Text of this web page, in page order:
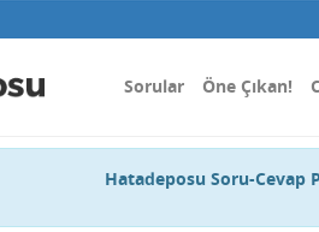
Sorular Öne Çıkan!
Hatadeposu Soru-